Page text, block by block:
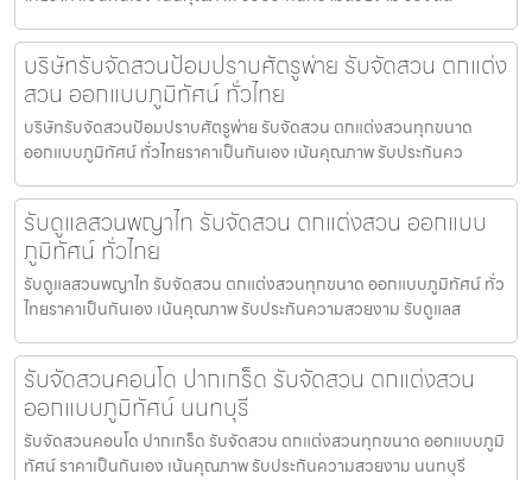
บริษัทรับจัดสวนป้อมปราบศัตรูพ่าย รับจัดสวน ตกแต่ง
สวน ออกแบบภูมิทัศน์ ทั่วไทย
บริษัทรับจัดสวนป้อมปราบศัตรูพ่าย รับจัดสวน ตกแต่งสวนทุกขนาด
ออกแบบภูมิทัศน์ ทั่วไทยราคาเป็นกันเอง เน้นคุณภาพ รับประกันคว
รับดูแลสวนพญาไท รับจัดสวน ตกแต่งสวน ออกแบบ
ภูมิทัศน์ ทั่วไทย
รับดูแลสวนพญาไท รับจัดสวน ตกแต่งสวนทุกขนาด ออกแบบภูมิทัศน์ ทั่ว
ไทยราคาเป็นกันเอง เน้นคุณภาพ รับประกันความสวยงาม รับดูแลส
รับจัดสวนคอนโด ปากเกร็ด รับจัดสวน ตกแต่งสวน
ออกแบบภูมิทัศน์ นนทบุรี
รับจัดสวนคอนโด ปากเกร็ด รับจัดสวน ตกแต่งสวนทุกขนาด ออกแบบภูมิ
ทัศน์ ราคาเป็นกันเอง เน้นคุณภาพ รับประกันความสวยงาม นนทบุรี